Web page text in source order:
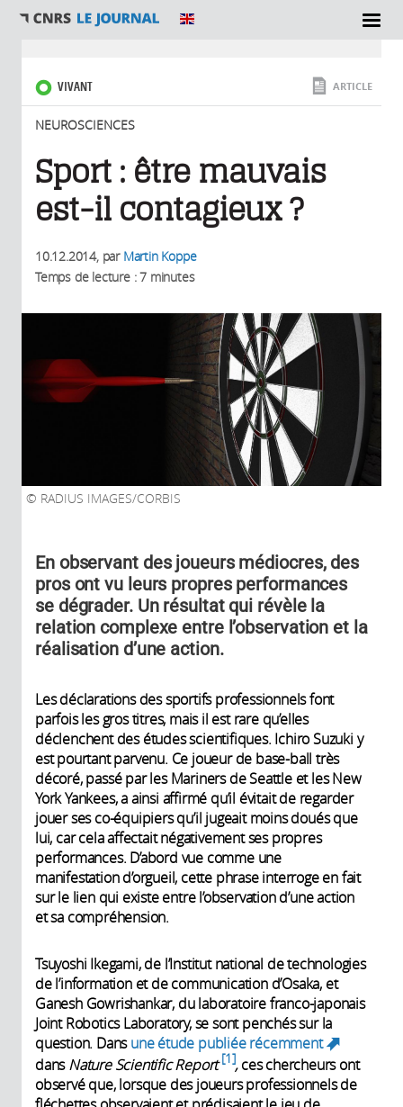
SECTIONS
VIVANT
NEUROSCIENCES
ARTICLE
Sport : être mauvais
est-il contagieux ?
10.12.2014, par Martin Koppe
Temps de lecture : 7 minutes
RADIUS IMAGES/CORBIS
En observant des joueurs médiocres, des
pros ont vu leurs propres performances
se dégrader. Un résultat qui révèle la
relation complexe entre l’observation et la
réalisation d’une action.
Les déclarations des sportifs professionnels font
parfois les gros titres, mais il est rare qu’elles
déclenchent des études scientifiques. Ichiro Suzuki y
est pourtant parvenu. Ce joueur de base-ball très
décoré, passé par les Mariners de Seattle et les New
York Yankees, a ainsi affirmé qu’il évitait de regarder
jouer ses co-équipiers qu’il jugeait moins doués que
lui, car cela affectait négativement ses propres
performances. D’abord vue comme une
manifestation d’orgueil, cette phrase interroge en fait
sur le lien qui existe entre l’observation d’une action
et sa compréhension.
Tsuyoshi Ikegami, de l’Institut national de technologies
de l’information et de communication d’Osaka, et
Ganesh Gowrishankar, du laboratoire franco-japonais
Joint Robotics Laboratory, se sont penchés sur la
question. Dansune étude publiée récemment
(link
is
external)
dansNature Scientific Report 1 ,ces chercheurs ont
observé que, lorsque des joueurs professionnels de